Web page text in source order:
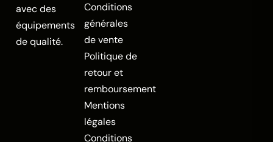
avec des
équipements
de qualité.
Conditions
générales
de vente
Politique de
retour et
remboursement
Mentions
légales
Conditions